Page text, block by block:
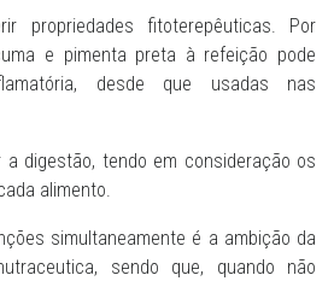
propriedades fitoterepêuticas. Por
e pimenta preta à refeição pode
desde que usadas nas
digestão, tendo em consideração os
alimento.
simultaneamente é a ambição da
sendo que, quando não